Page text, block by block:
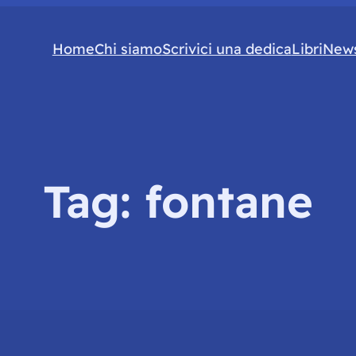
HomeChi siamoScrivici una dedicaLibri
Tag: fontane